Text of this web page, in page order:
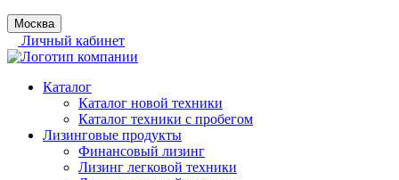
Москва
Личный кабинет
Каталог
Каталог новой техники
Каталог техники с пробегом
Лизинговые продукты
Финансовый лизинг
Лизинг легковой техники